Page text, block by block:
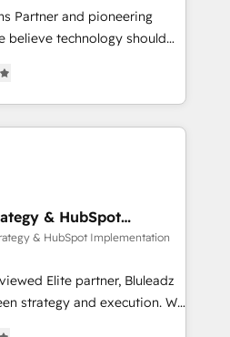
顧客データの一元化から、
まで。全Hub統合運用、デー
組織への移行を設計・実装。
援 複数部門をまたぐDX×AI変
までPMOとして主導。「設
ます。 ▸ CMS戦略設
・SEOを前提にした情報設
ート設計をContent Hubで一体
らの移行支援：Salesforce・
の移行、カスタム設計、履歴
Partner and pioneering
with clear objectives,
and measurable KPIs.
The question is
hub, integrated with
custom ERPs, and any
apps extend
configurations. -AI-
facing operations to
& HubSpot
& HubSpot Implementation
Elite partner, Bluleadz
strategy and execution. We